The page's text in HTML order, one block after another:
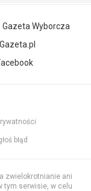
Gazeta Wyborcza
Gazeta.pl
błąd
zwielokrotnianie ani
tym serwisie, w celu